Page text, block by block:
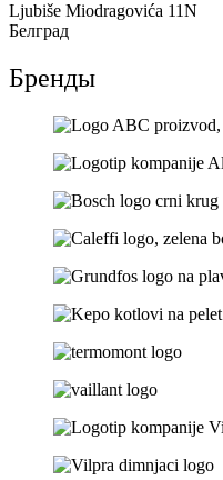
Ljubiše Miodragovića 11N
Белград
Бренды